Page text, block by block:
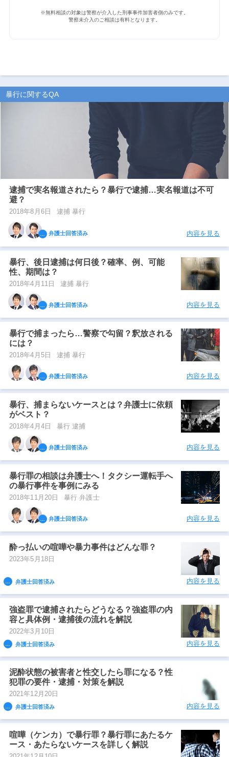
※無料相談の対象は警察が介入した刑事事件加害者側のみです。
警察未介入のご相談は有料となります。
暴行に関するQA
逮捕で実名報道されたら？暴行で逮捕…実名報道は不可
避？
2018年8月6日 逮捕 暴行
弁護士回答済み 内容を見る
暴行、後日逮捕は何日後？確率、例、可能
性、期間は？
2018年4月11日 逮捕 暴行
弁護士回答済み 内容を見る
暴行で捕まったら…警察で勾留？釈放される
には？
2018年4月5日 逮捕 暴行
弁護士回答済み 内容を見る
暴行、捕まらないケースとは？弁護士に依頼
がベスト？
2018年4月4日 暴行 逮捕
弁護士回答済み 内容を見る
暴行罪の相談は弁護士へ！タクシー運転手へ
の暴行事件を事例にみる
2018年11月20日 暴行 弁護士
弁護士回答済み 内容を見る
酔っ払いの喧嘩や暴力事件はどんな罪？
2023年5月18日
弁護士回答済み 内容を見る
強盗罪で逮捕されたらどうなる？強盗罪の内
容と具体例・逮捕後の流れを解説
2022年3月10日
弁護士回答済み 内容を見る
泥酔状態の被害者と性交したら罪になる？性
犯罪の要件・逮捕・対策を解説
2021年12月20日
弁護士回答済み 内容を見る
喧嘩（ケンカ）で暴行罪？暴行罪にあたるケ
ース・あたらないケースを詳しく解説